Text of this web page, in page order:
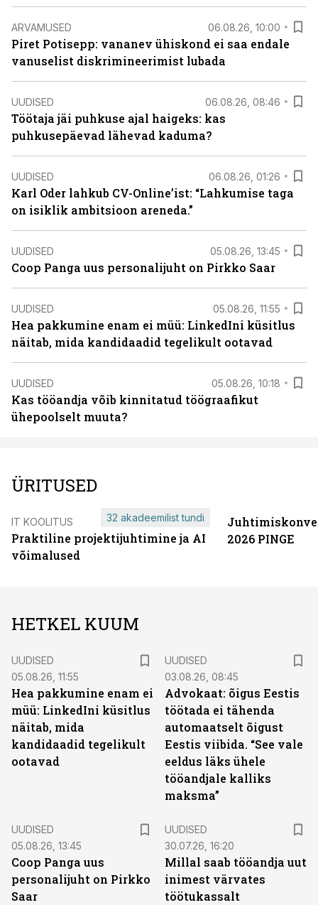
ARVAMUSED 06.08.26, 10:00
Piret Potisepp: vananev ühiskond ei saa endale
vanuselist diskrimineerimist lubada
UUDISED 06.08.26, 08:46
Töötaja jäi puhkuse ajal haigeks: kas
puhkusepäevad lähevad kaduma?
UUDISED 06.08.26, 01:26
Karl Oder lahkub CV-Online’ist: “Lahkumise taga
on isiklik ambitsioon areneda.”
UUDISED 05.08.26, 13:45
Coop Panga uus personalijuht on Pirkko Saar
UUDISED 05.08.26, 11:55
Hea pakkumine enam ei müü: LinkedIni küsitlus
näitab, mida kandidaadid tegelikult ootavad
UUDISED 05.08.26, 10:18
Kas tööandja võib kinnitatud töögraafikut
ühepoolselt muuta?
ÜRITUSED
IT KOOLITUS
Praktiline projektijuhtimine ja AI
võimalused
32 akadeemilist tundi
2026 PINGE
HETKEL KUUM
UUDISED
05.08.26, 11:55
Hea pakkumine enam ei
müü: LinkedIni küsitlus
näitab, mida
kandidaadid tegelikult
ootavad
UUDISED
03.08.26, 08:45
Advokaat: õigus Eestis
töötada ei tähenda
automaatselt õigust
Eestis viibida. “See vale
eeldus läks ühele
tööandjale kalliks
maksma”
UUDISED
05.08.26, 13:45
Coop Panga uus
personalijuht on Pirkko
Saar
UUDISED
30.07.26, 16:20
Millal saab tööandja uut
inimest värvates
töötukassalt